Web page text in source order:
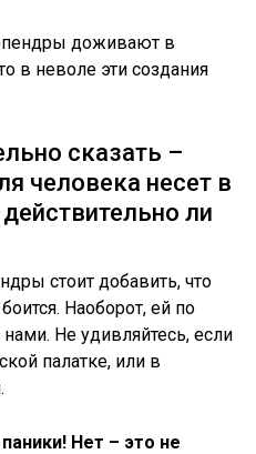
доживают в
в неволе эти создания
сказать –
человека несет в
ли
стоит добавить, что
Наоборот, ей по
Не удивляйтесь, если
палатке, или в
Нет – это не